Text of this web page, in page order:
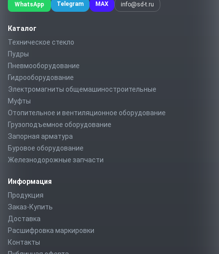
WhatsApp Telegram MAX info@sd-t.ru
Каталог
Техническое стекло
Пудры
Пневмооборудование
Гидрооборудование
Электромагниты общемашиностроительные
Муфты
Отопительное и вентиляционное оборудование
Грузоподъемное оборудование
Запорная арматура
Буровое оборудование
Железнодорожные запчасти
Информация
Продукция
Заказ-Купить
Доставка
Расшифровка маркировки
Контакты